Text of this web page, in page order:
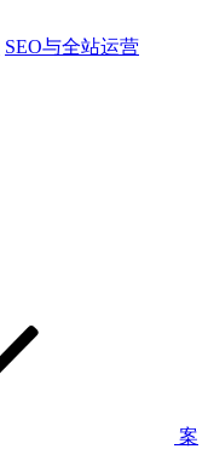
SEO与全站运营
案